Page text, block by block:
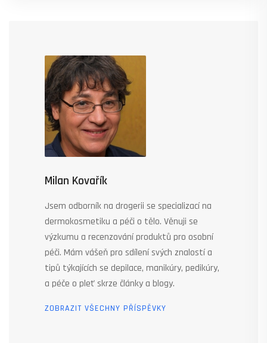
Milan Kovařík
Jsem odborník na drogerii se specializací na
dermokosmetiku a péči o tělo. Věnuji se
výzkumu a recenzování produktů pro osobní
péči. Mám vášeň pro sdílení svých znalostí a
tipů týkajících se depilace, manikúry, pedikúry,
a péče o pleť skrze články a blogy.
ZOBRAZIT VŠECHNY PŘÍSPĚVKY